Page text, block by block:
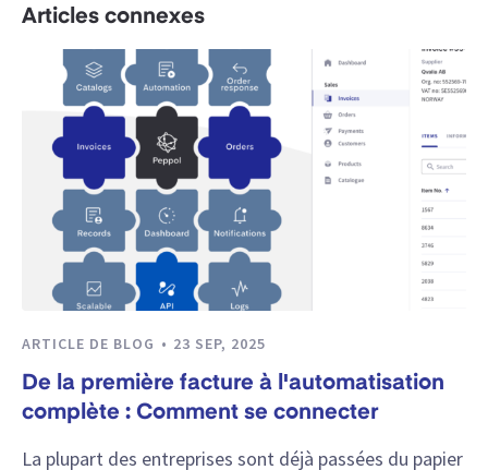
Articles connexes
ARTICLE DE BLOG 23 SEP, 2025
De la première facture à l'automatisation
complète : Comment se connecter
La plupart des entreprises sont déjà passées du papier